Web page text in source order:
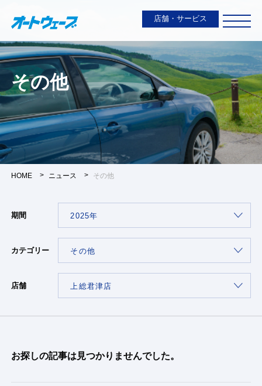
店舗・サービス
その他
HOME ニュース その他
期間
カテゴリー
店舗
お探しの記事は見つかりませんでした。